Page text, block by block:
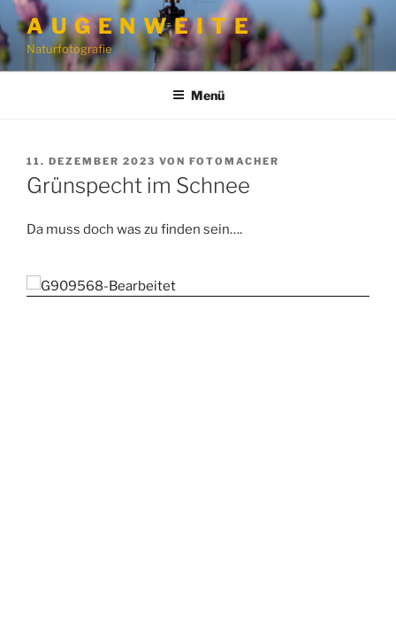
Zum
Inhalt
springen
A U G E N W E I T E
Naturfotografie
Menü
VERÖFFENTLICHT
AM
11. DEZEMBER 2023 VON FOTOMACHER
Grünspecht im Schnee
Da muss doch was zu finden sein….